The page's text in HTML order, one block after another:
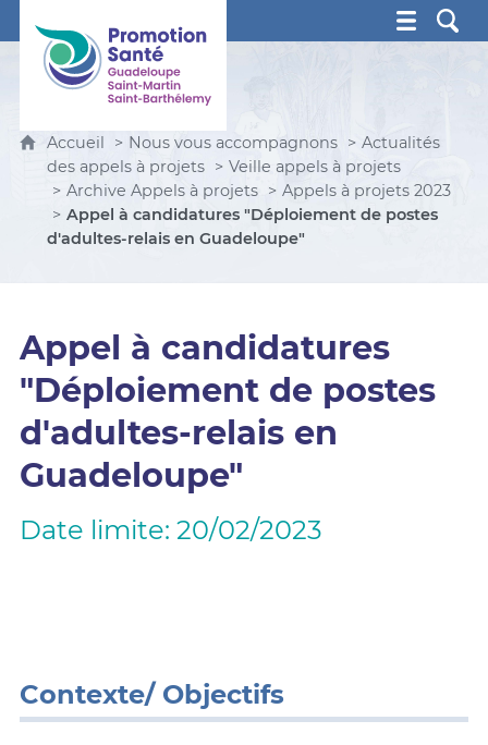
Promotion Santé Guadeloupe, Saint-Martin, Saint
Accueil Nous vous accompagnons
Actualités
des appels à projets
Veille appels à projets
Archive Appels à projets
Appels à projets 2023
Appel à candidatures "Déploiement de postes
d'adultes-relais en Guadeloupe"
Appel à candidatures
"Déploiement de postes
d'adultes-relais en
Guadeloupe"
Date limite: 20/02/2023
Contexte/ Objectifs